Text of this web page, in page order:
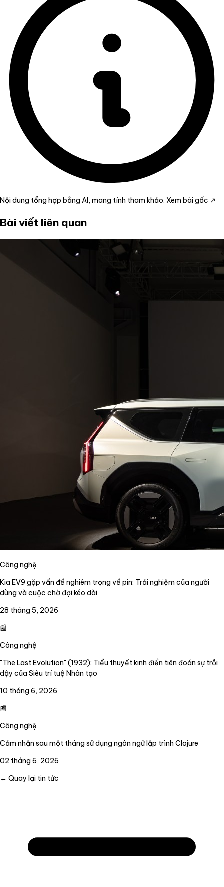
Nội dung tổng hợp bằng AI, mang tính tham khảo. Xem bài gốc ↗
Bài viết liên quan
Công nghệ
Kia EV9 gặp vấn đề nghiêm trọng về pin: Trải nghiệm của người
dùng và cuộc chờ đợi kéo dài
28 tháng 5, 2026
📰
Công nghệ
"The Last Evolution" (1932): Tiểu thuyết kinh điển tiên đoán sự trỗi
dậy của Siêu trí tuệ Nhân tạo
10 tháng 6, 2026
📰
Công nghệ
Cảm nhận sau một tháng sử dụng ngôn ngữ lập trình Clojure
02 tháng 6, 2026
← Quay lại tin tức